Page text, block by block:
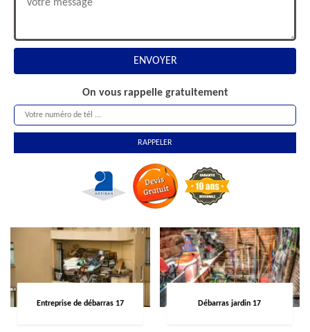
On vous rappelle gratuitement
Entreprise de débarras 17 Débarras jardin 17